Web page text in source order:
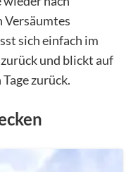
Versäumtes
sich einfach im
und blickt auf
zurück.